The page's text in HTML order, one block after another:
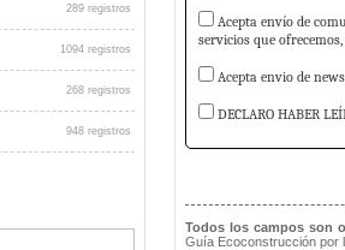
289 registros
1094 registros
268 registros
948 registros
Acepta envío de
servicios que
Acepta envio de
DECLARO HABER
Todos los campos son
Guía Ecoconstrucción por